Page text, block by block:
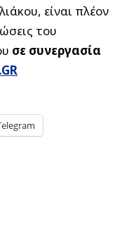
είναι πλέον
του
σε συνεργασία